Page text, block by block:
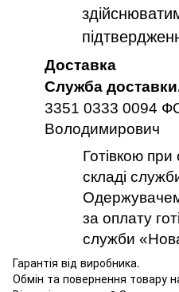
Доставка
Служба
3351 0333 0094
Володимирович
Готівкою
складі
за оплату
служби
Гарантія від виробника.
Обмін та повернення товару